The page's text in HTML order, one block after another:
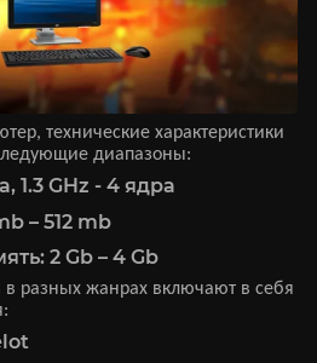
технические характеристики
диапазоны:
1.3 GHz - 4 ядра
– 512 mb
2 Gb – 4 Gb
разных жанрах включают в себя